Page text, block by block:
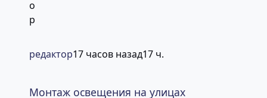
редактор17 часов назад17 ч.
Монтаж освещения на улицах